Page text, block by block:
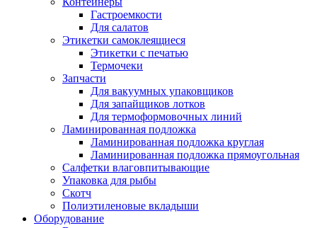
Гастроемкости
Для салатов
Этикетки самоклеящиеся
Этикетки с печатью
Термочеки
Запчасти
Для вакуумных упаковщиков
Для запайщиков лотков
Для термоформовочных линий
Ламинированная подложка
Ламинированная подложка круглая
Ламинированная подложка прямоугольная
Салфетки влаговпитывающие
Упаковка для рыбы
Скотч
Полиэтиленовые вкладыши
Оборудование